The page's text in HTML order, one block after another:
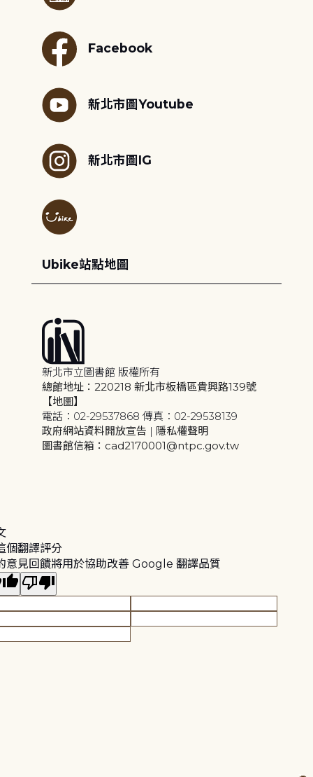
Facebook
新北市圖Youtube
新北市圖IG
Ubike站點地圖
新北市立圖書館 版權所有
總館地址：220218 新北市板橋區貴興路139號
【地圖】
電話：02-29537868 傳真：02-29538139
政府網站資料開放宣告 | 隱私權聲明
圖書館信箱：cad2170001@ntpc.gov.tw
個翻譯評分
意見回饋將用於協助改善 Google 翻譯品質